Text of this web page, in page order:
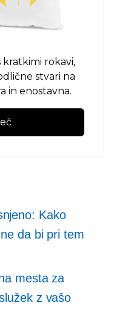
kratkimi rokavi,
stvari na
in enostavna.
Kako
da bi pri tem
mesta za
z vašo